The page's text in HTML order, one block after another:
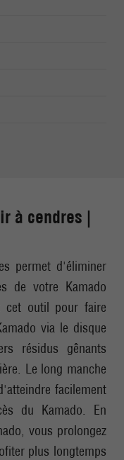
à cendres |
permet d'éliminer
de votre Kamado
cet outil pour faire
via le disque
résidus gênants
Le long manche
facilement
du Kamado. En
vous prolongez
plus longtemps